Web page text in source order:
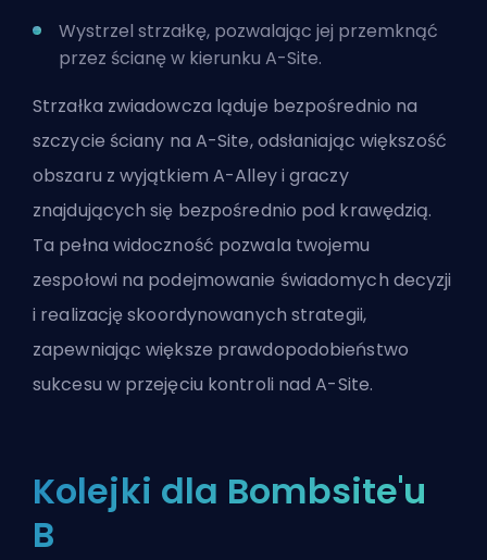
Wystrzel strzałkę, pozwalając jej przemknąć
przez ścianę w kierunku A-Site.
Strzałka zwiadowcza ląduje bezpośrednio na
szczycie ściany na A-Site, odsłaniając większość
obszaru z wyjątkiem A-Alley i graczy
znajdujących się bezpośrednio pod krawędzią.
Ta pełna widoczność pozwala twojemu
zespołowi na podejmowanie świadomych decyzji
i realizację skoordynowanych strategii,
zapewniając większe prawdopodobieństwo
sukcesu w przejęciu kontroli nad A-Site.
Kolejki dla Bombsite'u
B